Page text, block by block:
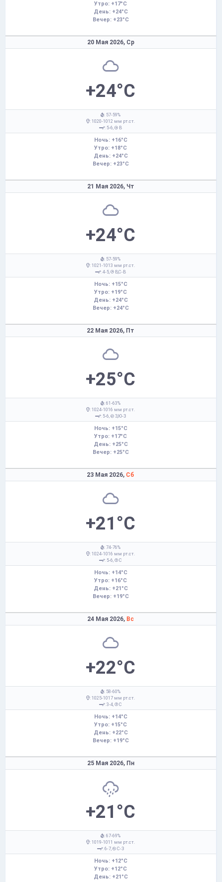
Утро: +17°C
День: +24°C
Вечер: +23°C
20 Мая 2026, Ср
+24°C
: 57-59%
: 1020-1012 мм рт.ст.
: 5-6,
В
Ночь: +16°C
Утро: +18°C
День: +24°C
Вечер: +23°C
21 Мая 2026, Чт
+24°C
: 57-59%
: 1021-1013 мм рт.ст.
: 4-5,
В,С-В
Ночь: +15°C
Утро: +19°C
День: +24°C
Вечер: +24°C
22 Мая 2026, Пт
+25°C
: 61-63%
: 1024-1016 мм рт.ст.
: 5-6,
З,Ю-З
Ночь: +15°C
Утро: +17°C
День: +25°C
Вечер: +25°C
23 Мая 2026, Сб
+21°C
: 74-76%
: 1024-1016 мм рт.ст.
: 5-6,
С
Ночь: +14°C
Утро: +16°C
День: +21°C
Вечер: +19°C
24 Мая 2026, Вс
+22°C
: 58-60%
: 1025-1017 мм рт.ст.
: 3-4,
С
Ночь: +14°C
Утро: +15°C
День: +22°C
Вечер: +19°C
25 Мая 2026, Пн
+21°C
: 67-69%
: 1019-1011 мм рт.ст.
: 6-7,
С-З
Ночь: +12°C
Утро: +12°C
День: +21°C